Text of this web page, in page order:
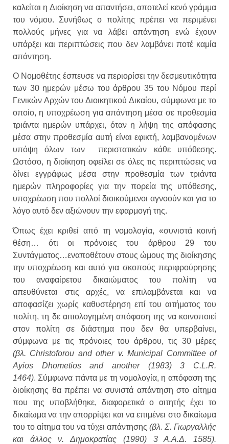
καλείται η Διοίκηση να απαντήσει, αποτελεί κενό γράμμα
του νόμου. Συνήθως ο πολίτης πρέπει να περιμένει
πολλούς μήνες για να λάβει απάντηση ενώ έχουν
υπάρξει και περιπτώσεις που δεν λαμβάνει ποτέ καμία
απάντηση.
Ο Νομοθέτης έσπευσε να περιορίσει την δεσμευτικότητα
των 30 ημερών μέσω του άρθρου 35 του Νόμου περί
Γενικών Αρχών του Διοικητικού Δικαίου, σύμφωνα με το
οποίο, η υποχρέωση για απάντηση μέσα σε προθεσμία
τριάντα ημερών υπάρχει, όταν η λήψη της απόφασης
μέσα στην προθεσμία αυτή είναι εφικτή, λαμβανομένων
υπόψη όλων των περιστατικών κάθε υπόθεσης.
Ωστόσο, η διοίκηση οφείλει σε όλες τις περιπτώσεις να
δίνει εγγράφως μέσα στην προθεσμία των τριάντα
ημερών πληροφορίες για την πορεία της υπόθεσης,
υποχρέωση που πολλοί διοικούμενοι αγνοούν και για το
λόγο αυτό δεν αξιώνουν την εφαρμογή της.
Όπως έχει κριθεί από τη νομολογία, «συνιστά κοινή
θέση… ότι οι πρόνοιες του άρθρου 29 του
Συντάγματος…εναποθέτουν στους ώμους της διοίκησης
την υποχρέωση και αυτό για σκοπούς περιφρούρησης
του αναφαίρετου δικαιώματος του πολίτη να
απευθύνεται στις αρχές, να επιλαμβάνεται και να
αποφασίζει χωρίς καθυστέρηση επί του αιτήματος του
πολίτη, τη δε αιτιολογημένη απόφαση της να κοινοποιεί
στον πολίτη σε διάστημα που δεν θα υπερβαίνει,
σύμφωνα με τις πρόνοιες του άρθρου, τις 30 μέρες
(βλ. Christoforou and other v. Municipal Committee of
Ayios Dhometios and another (1983) 3 C.L.R.
1464). Σύμφωνα πάντα με τη νομολογία, η απόφαση της
διοίκησης θα πρέπει να συνιστά απάντηση στο αίτημα
που της υποβλήθηκε, διαφορετικά ο αιτητής έχει το
δικαίωμα να την απορρίψει και να επιμένει στο δικαίωμα
του το αίτημα του να τύχει απάντησης (βλ. Σ. Γιωργαλλής
και άλλος ν. Δημοκρατίας (1990) 3 Α.Α.Δ. 1585).